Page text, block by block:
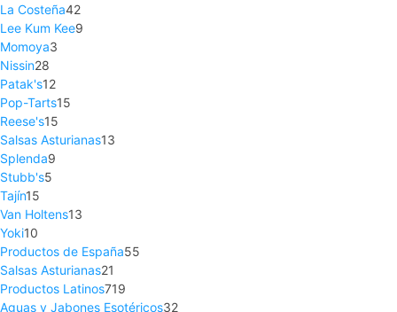
La Costeña42
Lee Kum Kee9
Momoya3
Nissin28
Patak's12
Pop-Tarts15
Reese's15
Salsas Asturianas13
Splenda9
Stubb's5
Tajín15
Van Holtens13
Yoki10
Productos de España55
Salsas Asturianas21
Productos Latinos719
Aguas y Jabones Esotéricos32